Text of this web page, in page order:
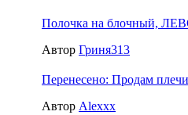
Полочка на блочный,
Автор Гриня313
Перенесено: Продам
Автор Alexxx